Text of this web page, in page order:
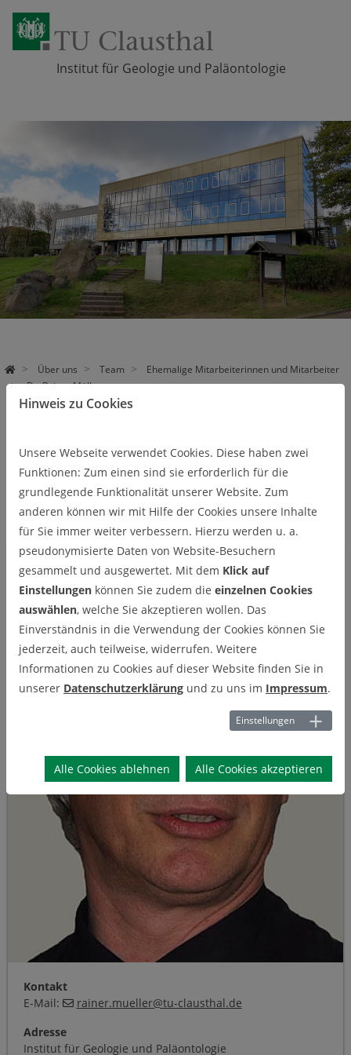
Institut für Geologie und Paläontologie
Über uns Team
Ehemalige Mitarbeiterinnen und Mitarbeiter
Dr. Rainer Müller
Forschung
Projekt „Geologisches Gefährdungspotential im Umfeld der
Kontakt
E-Mail:
rainer.mueller@tu-clausthal.de
Adresse
Institut für Geologie und Paläontologie
Hinweis zu Cookies
Unsere Webseite verwendet Cookies. Diese haben zwei
Funktionen: Zum einen sind sie erforderlich für die
grundlegende Funktionalität unserer Website. Zum
anderen können wir mit Hilfe der Cookies unsere Inhalte
für Sie immer weiter verbessern. Hierzu werden u. a.
pseudonymisierte Daten von Website-Besuchern
gesammelt und ausgewertet. Mit dem Klick auf
Einstellungen können Sie zudem die einzelnen Cookies
auswählen, welche Sie akzeptieren wollen. Das
Einverständnis in die Verwendung der Cookies können Sie
jederzeit, auch teilweise, widerrufen. Weitere
Informationen zu Cookies auf dieser Website finden Sie in
unserer Datenschutzerklärung und zu uns im Impressum.
Einstellungen
Alle Cookies ablehnen Alle Cookies akzeptieren